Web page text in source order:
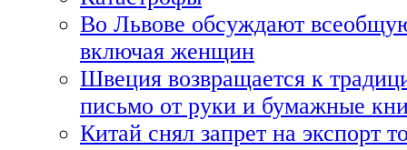
Во Львове обсуждают
включая женщин
Швеция возвращается к
письмо от руки и бумажные
Китай снял запрет на экспорт